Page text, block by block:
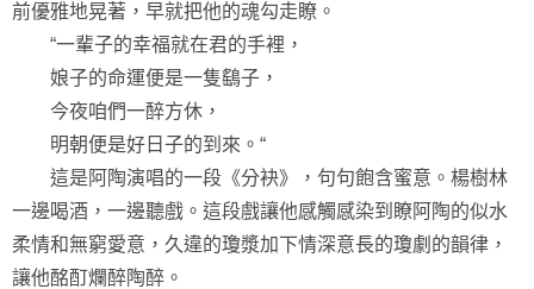
前優雅地晃著，早就把他的魂勾走瞭。
“一輩子的幸福就在君的手裡，
娘子的命運便是一隻鷂子，
今夜咱們一醉方休，
明朝便是好日子的到來。“
這是阿陶演唱的一段《分袂》，句句飽含蜜意。楊樹林
一邊喝酒，一邊聽戲。這段戲讓他感觸感染到瞭阿陶的似水
柔情和無窮愛意，久違的瓊漿加下情深意長的瓊劇的韻律，
讓他酩酊爛醉陶醉。